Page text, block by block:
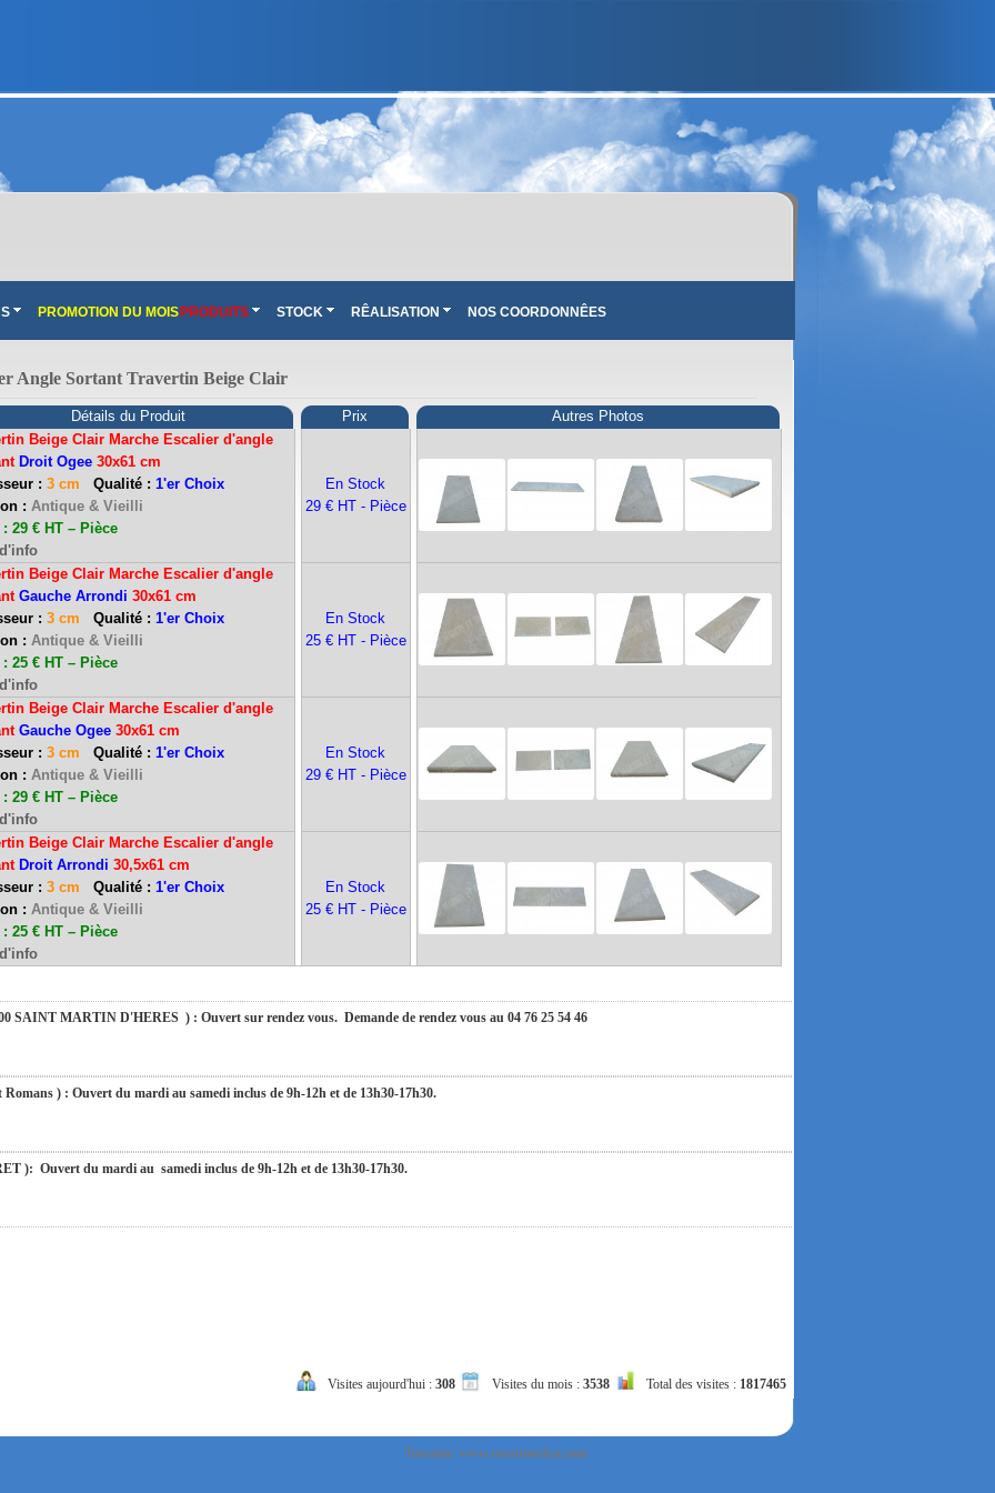
PROMOTION DU MOIS PRODUITS STOCK RÊALISATION NOS COORDONNÊES
Angle Sortant Travertin Beige Clair
Détails du Produit Prix Autres Photos
Beige Clair Marche Escalier d'angle
Droit Ogee30x61 cm
: 3 cm Qualité : 1'er Choix
: Antique & Vieilli
: 29 € HT – Pièce
En Stock
29 € HT - Pièce
Beige Clair Marche Escalier d'angle
Gauche Arrondi 30x61 cm
: 3 cm Qualité : 1'er Choix
: Antique & Vieilli
: 25 € HT – Pièce
En Stock
25 € HT - Pièce
Beige Clair Marche Escalier d'angle
Gauche Ogee30x61 cm
: 3 cm Qualité : 1'er Choix
: Antique & Vieilli
: 29 € HT – Pièce
En Stock
29 € HT - Pièce
Beige Clair Marche Escalier d'angle
Droit Arrondi 30,5x61 cm
: 3 cm Qualité : 1'er Choix
: Antique & Vieilli
: 25 € HT – Pièce
En Stock
25 € HT - Pièce
): Ouvert du mardi au samedi inclus de 9h-12h et de 13h30-17h30.
du mardi au samedi inclus de 9h-12h et de 13h30-17h30.
le plaisir de vous retrouver dès le 01 septembre 2026 à 9h. Merci de votre compréhension et nous vous souhaitons un très bel été !
SAINT MARTIN D'HERES ) : Ouvert sur rendez vous. Demande de rendez vous au 04 76 25 54 46
) : Ouvert du mardi au samedi inclus de 9h-12h et de 13h30-17h30.
): Ouvert du mardi au samedi inclus de 9h-12h et de 13h30-17h30.
du mardi au samedi inclus de 9h-12h et de 13h30-17h30.
serons fermés du 10 au 31 août 2026. Pendant cette période, pour toute demande, nous vous invitons à nous contacter par e-mail. Nous
Visites aujourd'hui : 308 Visites du mois : 3538 Total des visites : 1817465
Tasarım: www.tasarimedya.com